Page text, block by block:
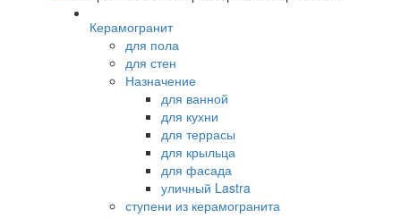
Керамогранит
для пола
для стен
Назначение
для ванной
для кухни
для террасы
для крыльца
для фасада
уличный Lastra
ступени из керамогранита